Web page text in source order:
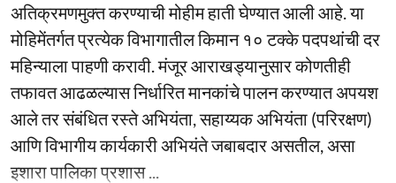
अतिक्रमणमुक्त करण्याची मोहीम हाती घेण्यात आली आहे. या
मोहिमेंतर्गत प्रत्येक विभागातील किमान १० टक्के पदपथांची दर
महिन्याला पाहणी करावी. मंजूर आराखड्यानुसार कोणतीही
तफावत आढळल्यास निर्धारित मानकांचे पालन करण्यात अपयश
आले तर संबंधित रस्ते अभियंता, सहाय्यक अभियंता (परिरक्षण)
आणि विभागीय कार्यकारी अभियंते जबाबदार असतील, असा
इशारा पालिका प्रशास ...